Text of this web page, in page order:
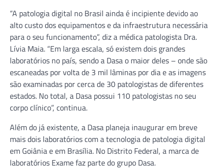
“A patologia digital no Brasil ainda é incipiente devido ao
alto custo dos equipamentos e da infraestrutura necessária
para o seu funcionamento”, diz a médica patologista Dra.
Lívia Maia. “Em larga escala, só existem dois grandes
laboratórios no país, sendo a Dasa o maior deles – onde são
escaneadas por volta de 3 mil lâminas por dia e as imagens
são examinadas por cerca de 30 patologistas de diferentes
estados. No total, a Dasa possui 110 patologistas no seu
corpo clínico”, continua.
Além do já existente, a Dasa planeja inaugurar em breve
mais dois laboratórios com a tecnologia de patologia digital
em Goiânia e em Brasília. No Distrito Federal, a marca de
laboratórios Exame faz parte do grupo Dasa.